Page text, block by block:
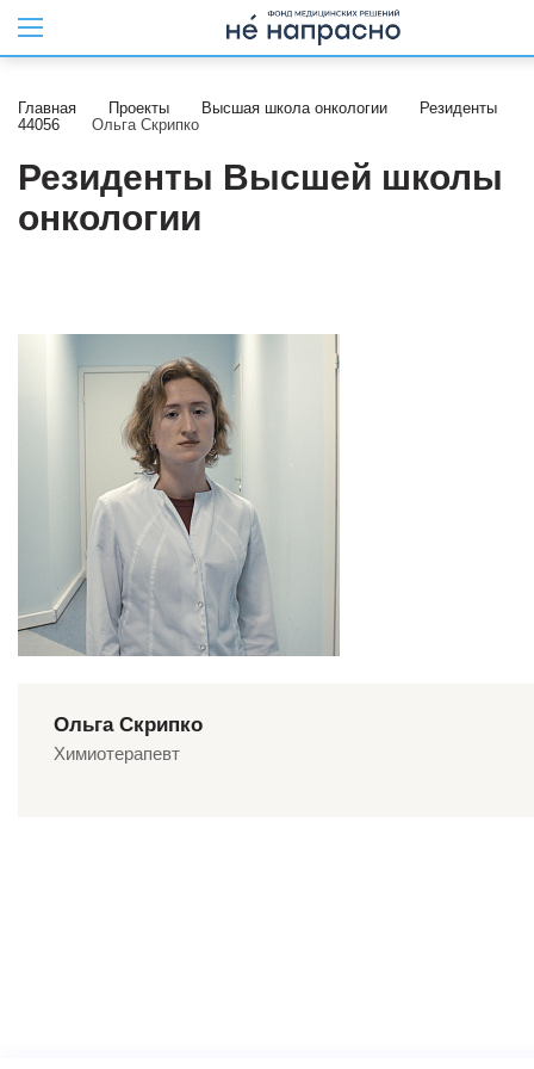
Главная Проекты Высшая школа онкологии
Резиденты
44056
Ольга Скрипко
Резиденты Высшей школы
онкологии
Ольга Скрипко
Химиотерапевт